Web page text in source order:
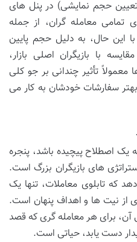
حجم نمایشی) در پنل های
تمامی معامله گران، از جمله
این حال، به دلیل حجم پایین
با بازیگران اصلی بازار،
معمولاً تأثیر چندانی بر جو کلی
بهتر سفارشات خودشان به کار می
اصطلاح پیچیده باشد، پنجره
های بازیگران بزرگ است.
که تابلوی معاملات، تنها یک
از نیت ها و اهداف پنهان است.
آن، برای هر معامله گری که قصد
دست یابد، حیاتی است.